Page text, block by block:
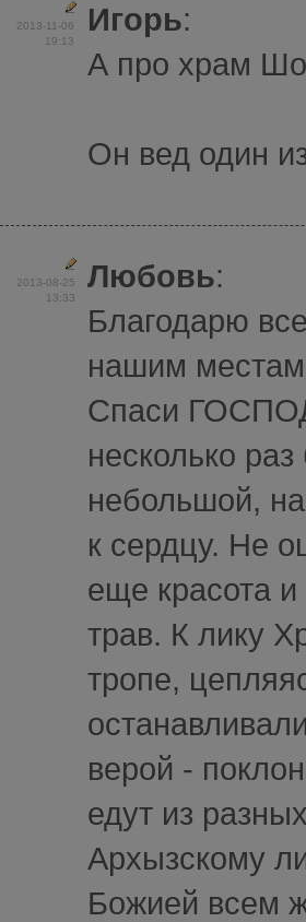
2013-11-06
19:13
Игорь:
А про храм
Он вед один
2013-08-25
13:33
Любовь:
Благодарю
нашим
Спаси
несколько
небольшой,
к сердцу. Не
еще красота
трав. К лику
тропе,
верой -
едут из
Архызскому
Божией всем